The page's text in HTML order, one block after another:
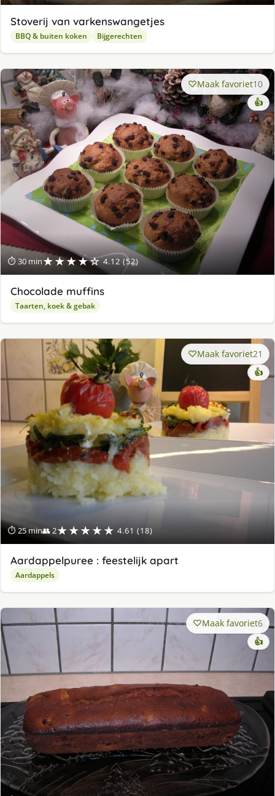
Stoverij van varkenswangetjes
BBQ & buiten koken Bijgerechten
⏱ 30 min★★★★☆ 4.12 (52)
Maak favoriet10
👍
Chocolade muffins
Taarten, koek & gebak
⏱ 25 min👥 2★★★★★ 4.61 (18)
Maak favoriet21
👍
Aardappelpuree : feestelijk apart
Aardappels
Maak favoriet6
👍